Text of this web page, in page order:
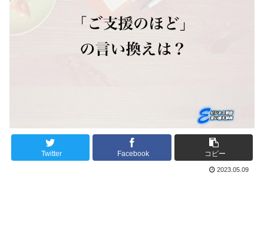
Twitter Facebook コピー
2023.05.09